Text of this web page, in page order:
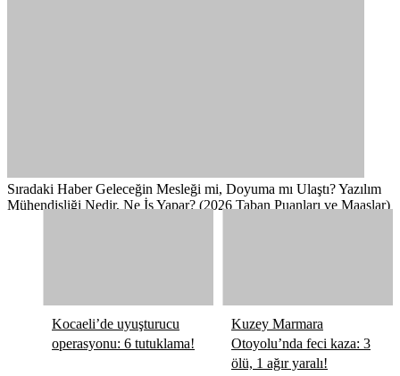
Sıradaki Haber Geleceğin Mesleği mi, Doyuma mı Ulaştı? Yazılım
Mühendisliği Nedir, Ne İş Yapar? (2026 Taban Puanları ve Maaşlar)
Kocaeli’de uyuşturucu
operasyonu: 6 tutuklama!
Kuzey Marmara
Otoyolu’nda feci kaza: 3
ölü, 1 ağır yaralı!